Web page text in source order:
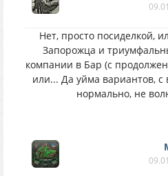
Нет, просто посиделкой,
Запорожца и
компании в Бар (с
или... Да уйма вариантов,
нормально, не